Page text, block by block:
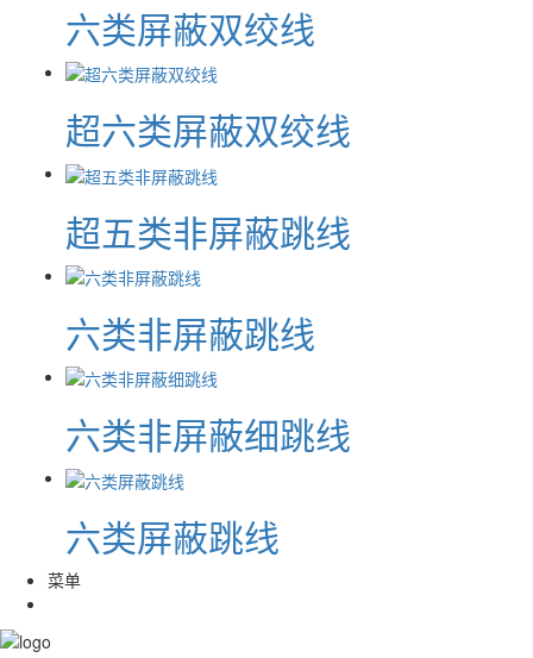
六类屏蔽双绞线
超六类屏蔽双绞线
超五类非屏蔽跳线
六类非屏蔽跳线
六类非屏蔽细跳线
六类屏蔽跳线
菜单